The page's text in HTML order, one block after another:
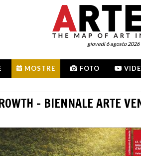
giovedì 6 agosto 2026
MOSTRE FOTO
- BIENNALE ARTE